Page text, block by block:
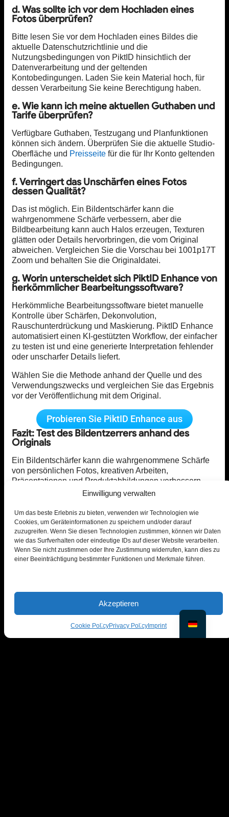
Einwilligung verwalten
Um das beste Erlebnis zu bieten, verwenden wir Technologien wie
Cookies, um Geräteinformationen zu speichern und/oder darauf
zuzugreifen. Wenn Sie diesen Technologien zustimmen, können wir Daten
wie das Surfverhalten oder eindeutige IDs auf dieser Website verarbeiten.
Wenn Sie nicht zustimmen oder Ihre Zustimmung widerrufen, kann dies zu
einer Beeinträchtigung bestimmter Funktionen und Merkmale führen.
Akzeptieren
Cookie PolicyPrivacy Policy Imprint
d. Was sollte ich vor dem Hochladen eines
Fotos überprüfen?
Bitte lesen Sie vor dem Hochladen eines Bildes die
aktuelle Datenschutzrichtlinie und die
Nutzungsbedingungen von PiktID hinsichtlich der
Datenverarbeitung und der geltenden
Kontobedingungen. Laden Sie kein Material hoch, für
dessen Verarbeitung Sie keine Berechtigung haben.
e. Wie kann ich meine aktuellen Guthaben und
Tarife überprüfen?
Verfügbare Guthaben, Testzugang und Planfunktionen
können sich ändern. Überprüfen Sie die aktuelle Studio-
Oberfläche und Preisseite für die für Ihr Konto geltenden
Bedingungen.
f. Verringert das Unschärfen eines Fotos
dessen Qualität?
Das ist möglich. Ein Bildentschärfer kann die
wahrgenommene Schärfe verbessern, aber die
Bildbearbeitung kann auch Halos erzeugen, Texturen
glätten oder Details hervorbringen, die vom Original
abweichen. Vergleichen Sie die Vorschau bei 1001p17T
Zoom und behalten Sie die Originaldatei.
g. Worin unterscheidet sich PiktID Enhance von
herkömmlicher Bearbeitungssoftware?
Herkömmliche Bearbeitungssoftware bietet manuelle
Kontrolle über Schärfen, Dekonvolution,
Rauschunterdrückung und Maskierung. PiktID Enhance
automatisiert einen KI-gestützten Workflow, der einfacher
zu testen ist und eine generierte Interpretation fehlender
oder unscharfer Details liefert.
Wählen Sie die Methode anhand der Quelle und des
Verwendungszwecks und vergleichen Sie das Ergebnis
vor der Veröffentlichung mit dem Original.
Probieren Sie PiktID Enhance aus
Fazit: Test des Bildentzerrers anhand des
Originals
Ein Bildentschärfer kann die wahrgenommene Schärfe
von persönlichen Fotos, kreativen Arbeiten,
Präsentationen und Produktabbildungen verbessern.
PiktID Enhance bietet einen einfachen Workflow zum
Ergebnisses.
Die Ergebnisse variieren je nach Quelle, und die
generierten Details können vom Original abweichen.
Vergleichen Sie wichtige Details bei 100% Zoom und
bewahren Sie die Quelldatei auf.